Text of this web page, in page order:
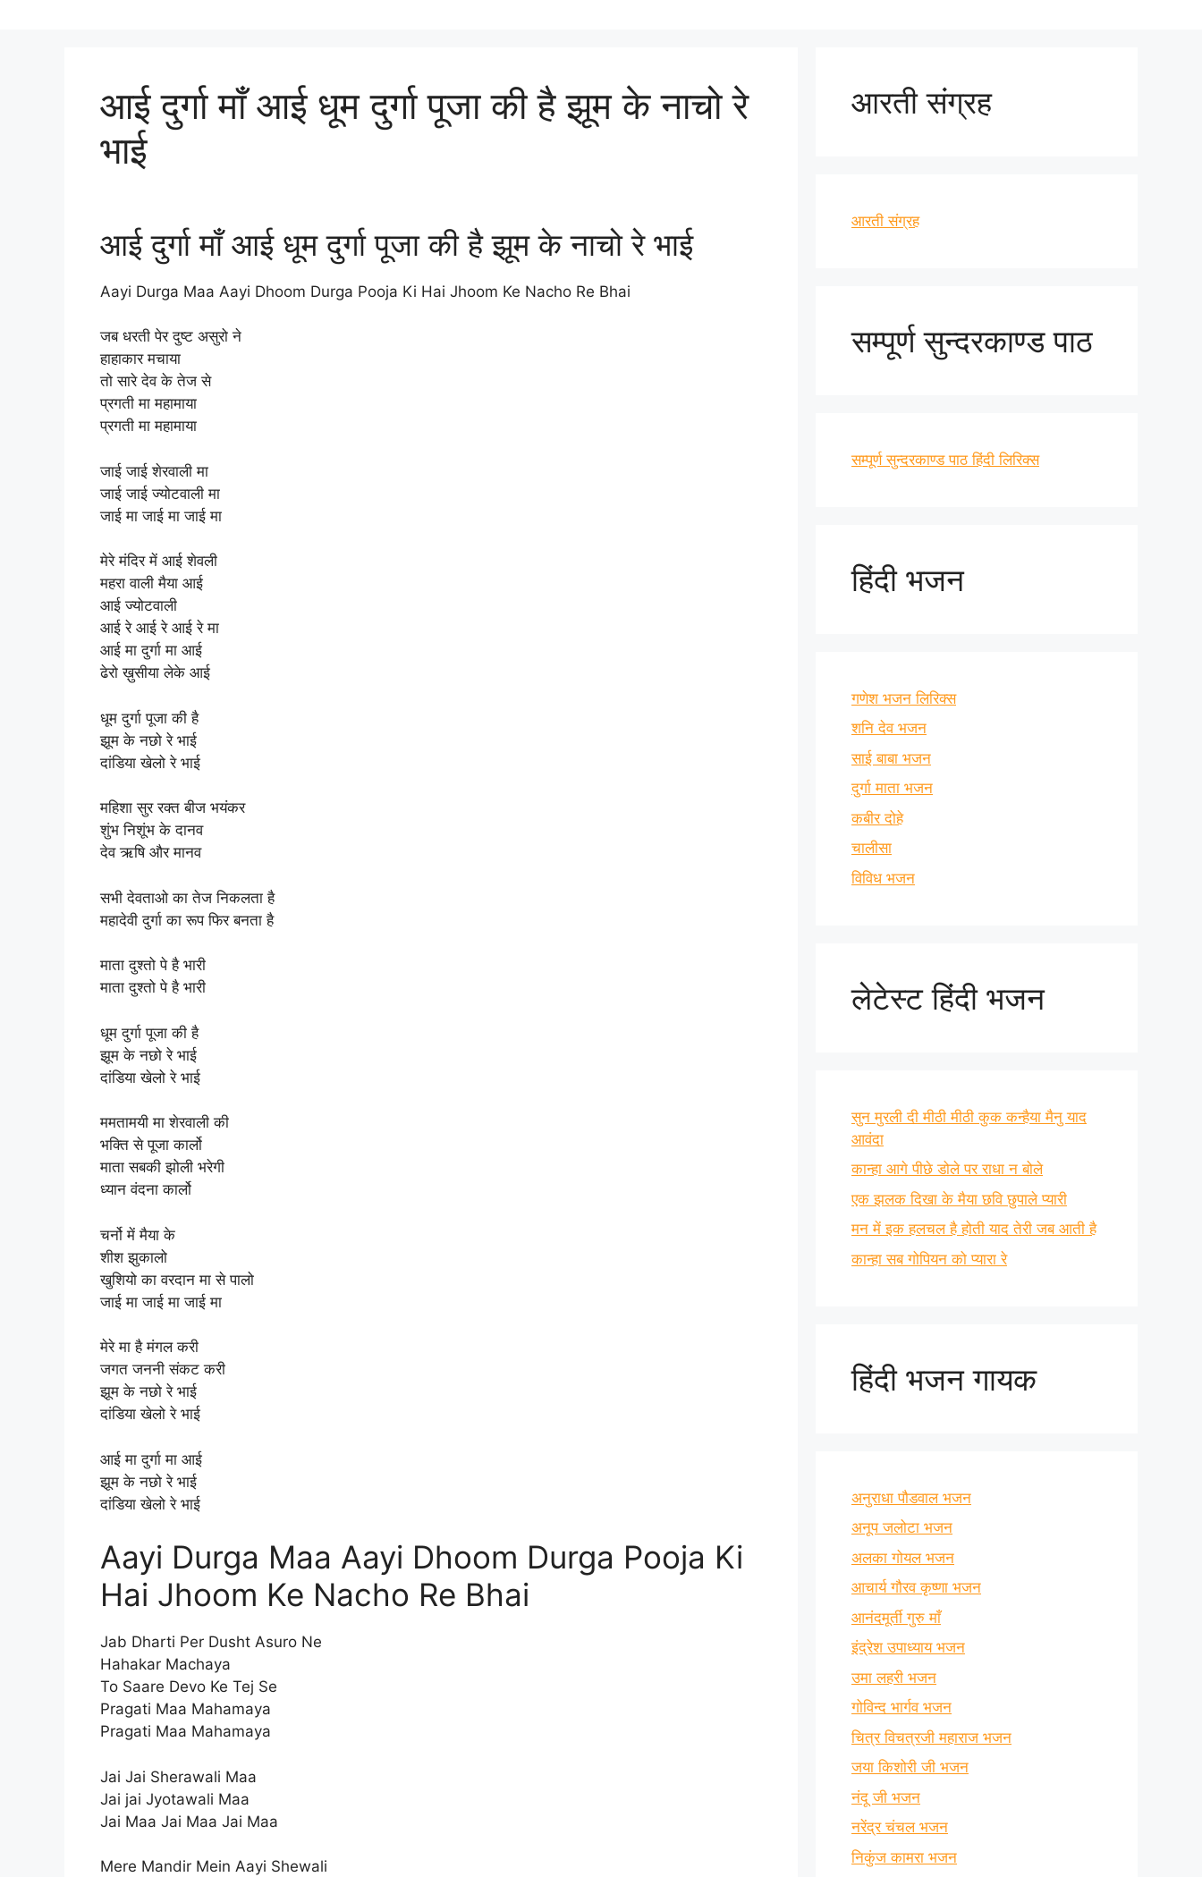
आई दुर्गा माँ आई धूम दुर्गा पूजा की है झूम के नाचो रे
भाई
आई दुर्गा माँ आई धूम दुर्गा पूजा की है झूम के नाचो रे भाई
Aayi Durga Maa Aayi Dhoom Durga Pooja Ki Hai Jhoom Ke Nacho Re Bhai
जब धरती पेर दुष्ट असुरो ने
हाहाकार मचाया
तो सारे देव के तेज से
प्रगती मा महामाया
प्रगती मा महामाया
जाई जाई शेरवाली मा
जाई जाई ज्योटवाली मा
जाई मा जाई मा जाई मा
मेरे मंदिर में आई शेवली
महरा वाली मैया आई
आई ज्योटवाली
आई रे आई रे आई रे मा
आई मा दुर्गा मा आई
ढेरो ख़ुसीया लेके आई
धूम दुर्गा पूजा की है
झूम के नछो रे भाई
दांडिया खेलो रे भाई
महिशा सुर रक्त बीज भयंकर
शुंभ निशूंभ के दानव
देव ऋषि और मानव
सभी देवताओ का तेज निकलता है
महादेवी दुर्गा का रूप फिर बनता है
माता दुश्तो पे है भारी
माता दुश्तो पे है भारी
धूम दुर्गा पूजा की है
झूम के नछो रे भाई
दांडिया खेलो रे भाई
ममतामयी मा शेरवाली की
भक्ति से पूजा कार्लो
माता सबकी झोली भरेगी
ध्यान वंदना कार्लो
चर्नो में मैया के
शीश झुकालो
खुशियो का वरदान मा से पालो
जाई मा जाई मा जाई मा
मेरे मा है मंगल करी
जगत जननी संकट करी
झूम के नछो रे भाई
दांडिया खेलो रे भाई
आई मा दुर्गा मा आई
झूम के नछो रे भाई
दांडिया खेलो रे भाई
Aayi Durga Maa Aayi Dhoom Durga Pooja Ki
Hai Jhoom Ke Nacho Re Bhai
Jab Dharti Per Dusht Asuro Ne
Hahakar Machaya
To Saare Devo Ke Tej Se
Pragati Maa Mahamaya
Pragati Maa Mahamaya
Jai Jai Sherawali Maa
Jai jai Jyotawali Maa
Jai Maa Jai Maa Jai Maa
Mere Mandir Mein Aayi Shewali
आरती संग्रह
आरती संग्रह
सम्पूर्ण सुन्दरकाण्ड पाठ
सम्पूर्ण सुन्दरकाण्ड पाठ हिंदी लिरिक्स
हिंदी भजन
गणेश भजन लिरिक्स
शनि देव भजन
साई बाबा भजन
दुर्गा माता भजन
कबीर दोहे
चालीसा
विविध भजन
लेटेस्ट हिंदी भजन
सुन मुरली दी मीठी मीठी कुक कन्हैया मैनु याद
आवंदा
कान्हा आगे पीछे डोले पर राधा न बोले
एक झलक दिखा के मैया छवि छुपाले प्यारी
मन में इक हलचल है होती याद तेरी जब आती है
कान्हा सब गोपियन को प्यारा रे
हिंदी भजन गायक
अनुराधा पौडवाल भजन
अनूप जलोटा भजन
अलका गोयल भजन
आचार्य गौरव कृष्णा भजन
आनंदमूर्ती गुरु माँ
इंद्रेश उपाध्याय भजन
उमा लहरी भजन
गोविन्द भार्गव भजन
चित्र विचत्रजी महाराज भजन
जया किशोरी जी भजन
नंदू जी भजन
नरेंद्र चंचल भजन
निकुंज कामरा भजन